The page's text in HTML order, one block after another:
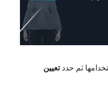
ثم حددتعيين